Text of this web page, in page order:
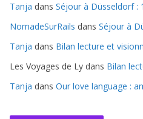
v
e
s
Tanja dans Séjour à Düsseldorf :
NomadeSurRails dans Séjour à
Tanja dans Bilan lecture et
Les Voyages de Ly dans Bilan
Tanja dans Our love language :